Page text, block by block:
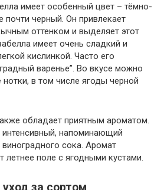
имеет особенный цвет – тёмно-
черный. Он привлекает
оттенком и выделяет этот
имеет очень сладкий и
кислинкой. Часто его
варенье”. Во вкусе можно
в том числе ягоды черной
обладает приятным ароматом.
интенсивный, напоминающий
сока. Аромат
поле с ягодными кустами.
за сортом